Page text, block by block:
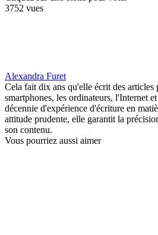
3752 vues
Alexandra Furet
Cela fait dix ans qu'elle écrit des articles
smartphones, les ordinateurs, l'Internet
décennie d'expérience d'écriture en
attitude prudente, elle garantit la
son contenu.
Vous pourriez aussi aimer